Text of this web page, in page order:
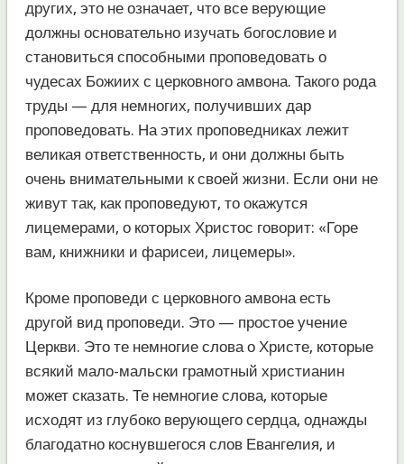
других, это не означает, что все верующие
должны основательно изучать богословие и
становиться способными проповедовать о
чудесах Божиих с церковного амвона. Такого рода
труды — для немногих, получивших дар
проповедовать. На этих проповедниках лежит
великая ответственность, и они должны быть
очень внимательными к своей жизни. Если они не
живут так, как проповедуют, то окажутся
лицемерами, о которых Христос говорит: «Горе
вам, книжники и фарисеи, лицемеры».
Кроме проповеди с церковного амвона есть
другой вид проповеди. Это — простое учение
Церкви. Это те немногие слова о Христе, которые
всякий мало-мальски грамотный христианин
может сказать. Те немногие слова, которые
исходят из глубоко верующего сердца, однажды
благодатно коснувшегося слов Евангелия, и